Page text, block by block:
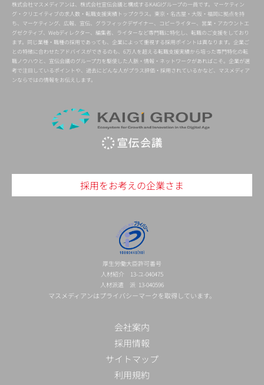
株式会社マスメディアンは、株式会社宣伝会議と構成するKAIGIグループの一員です。マーケティン
グ・クリエイティブの求人数・転職支援実績トップクラス。東京・名古屋・大阪・福岡に拠点を持
ち、マーケティング、広報、宣伝、グラフィックデザイナー、コピーライター、営業・アカウントエ
グゼクティブ、Webディレクター、編集者、ライターなど専門職に特化し、転職のご支援をしており
ます。同じ業種・職種の採用であっても、企業によって重視する採用ポイントは異なります。企業ご
との特徴に合わせたアドバイスができるのも、6万人を超える転職支援実績から培った専門特化の転
職ノウハウと、宣伝会議のグループ力を駆使した人脈・情報・ネットワークがあればこそ。企業が選
考で注目しているポイントや、過去にどんな人がプラス評価・採用されているかなど、マスメディア
ンならではの情報をお伝えします。
採用をお考えの企業さま
厚生労働大臣許可番号
人材紹介 13-ユ-040475
人材派遣 派 13-040596
マスメディアンはプライバシーマークを取得しています。
会社案内
採用情報
サイトマップ
利用規約